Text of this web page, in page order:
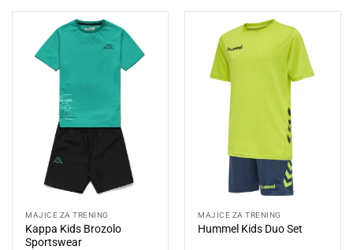
MAJICE ZA TRENING
Kappa Kids Brozolo
Sportswear
MAJICE ZA TRENING
Hummel Kids Duo Set